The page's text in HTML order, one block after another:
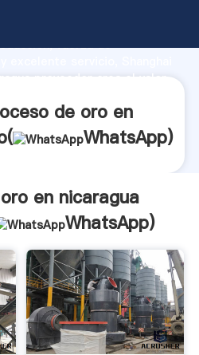
fuerza de
proveedor crea el valor
de oro en
WhatsApp)
en nicaragua
WhatsApp)